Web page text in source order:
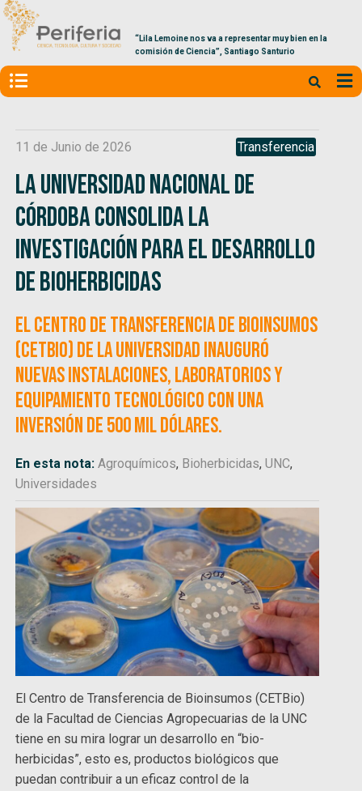
“Lila Lemoine nos va a representar muy bien en la
comisión de Ciencia”, Santiago Santurio
11 de Junio de 2026 Transferencia
La Universidad Nacional de
Córdoba consolida la
investigación para el desarrollo
de bioherbicidas
El Centro de Transferencia de Bioinsumos
(CETBIO) de la universidad inauguró
nuevas instalaciones, laboratorios y
equipamiento tecnológico con una
inversión de 500 mil dólares.
En esta nota:Agroquímicos, Bioherbicidas,UNC,
Universidades
El Centro de Transferencia de Bioinsumos (CETBio)
de la Facultad de Ciencias Agropecuarias de la UNC
tiene en su mira lograr un desarrollo en “bio-
herbicidas”, esto es, productos biológicos que
puedan contribuir a un eficaz control de la